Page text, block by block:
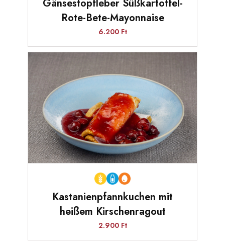
Gänsestopfleber Süßkartoffel-
Rote-Bete-Mayonnaise
6.200 Ft
Kastanienpfannkuchen mit
heißem Kirschenragout
2.900 Ft